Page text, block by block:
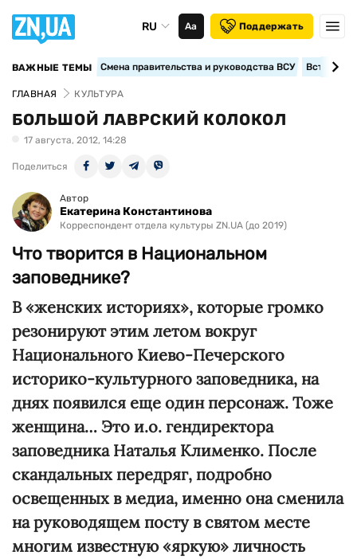
RU Аа Поддержать
ВАЖНЫЕ ТЕМЫ Смена правительства и руководства ВСУ
ГЛАВНАЯ КУЛЬТУРА
БОЛЬШОЙ ЛАВРСКИЙ КОЛОКОЛ
17 августа, 2012, 14:28
Поделиться
Автор
Екатерина Константинова
Корреспондент отдела культуры ZN.UA (до 2019)
Что творится в Национальном
заповеднике?
В «женских историях», которые громко
резонируют этим летом вокруг
Национального Киево-Печерского
историко-культурного заповедника, на
днях появился еще один персонаж. Тоже
женщина… Это и.о. гендиректора
заповедника Наталья Клименко. После
скандальных передряг, подробно
освещенных в медиа, именно она сменила
на руководящем посту в святом месте
многим известную «яркую» личность